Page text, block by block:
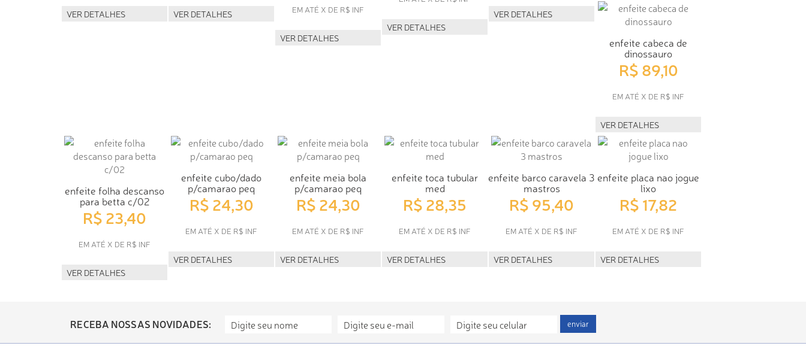
VER DETALHES VER DETALHES EM ATÉ X DE R$ INF
VER DETALHES
VER DETALHES
VER DETALHES
enfeite cabeca de
dinossauro
R$ 89,10
EM ATÉ X DE R$ INF
VER DETALHES
enfeite folha descanso
para betta c/02
R$ 23,40
EM ATÉ X DE R$ INF
VER DETALHES
enfeite cubo/dado
p/camarao peq
R$ 24,30
EM ATÉ X DE R$ INF
VER DETALHES
enfeite meia bola
p/camarao peq
R$ 24,30
EM ATÉ X DE R$ INF
VER DETALHES
enfeite toca tubular
med
R$ 28,35
EM ATÉ X DE R$ INF
VER DETALHES
enfeite barco caravela 3
mastros
R$ 95,40
EM ATÉ X DE R$ INF
VER DETALHES
enfeite placa nao jogue
lixo
R$ 17,82
EM ATÉ X DE R$ INF
VER DETALHES
RECEBA NOSSAS NOVIDADES: enviar